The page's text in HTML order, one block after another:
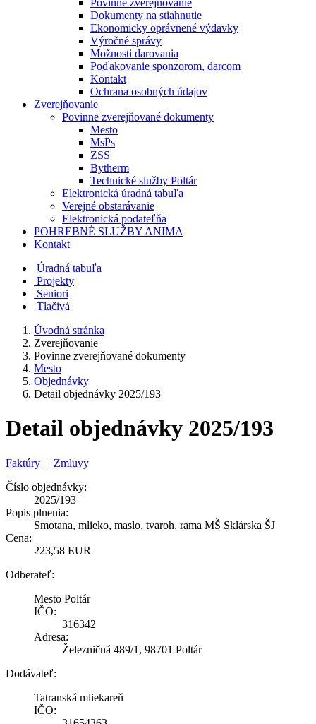
Povinné zverejňovanie
Dokumenty na stiahnutie
Ekonomicky oprávnené výdavky
Výročné správy
Možnosti darovania
Poďakovanie sponzorom, darcom
Kontakt
Ochrana osobných údajov
Zverejňovanie
Povinne zverejňované dokumenty
Mesto
MsPs
ZSS
Bytherm
Technické služby Poltár
Elektronická úradná tabuľa
Verejné obstarávanie
Elektronická podateľňa
POHREBNÉ SLUŽBY ANIMA
Kontakt
Úradná tabuľa
Projekty
Seniori
Tlačivá
Úvodná stránka
Zverejňovanie
Povinne zverejňované dokumenty
Mesto
Objednávky
Detail objednávky 2025/193
Detail objednávky 2025/193
Faktúry | Zmluvy
Číslo objednávky:
2025/193
Popis plnenia:
Smotana, mlieko, maslo, tvaroh, rama MŠ Sklárska ŠJ
Cena:
223,58 EUR
Odberateľ:
Mesto Poltár
IČO:
316342
Adresa:
Železničná 489/1, 98701 Poltár
Dodávateľ:
Tatranská mliekareň
IČO: